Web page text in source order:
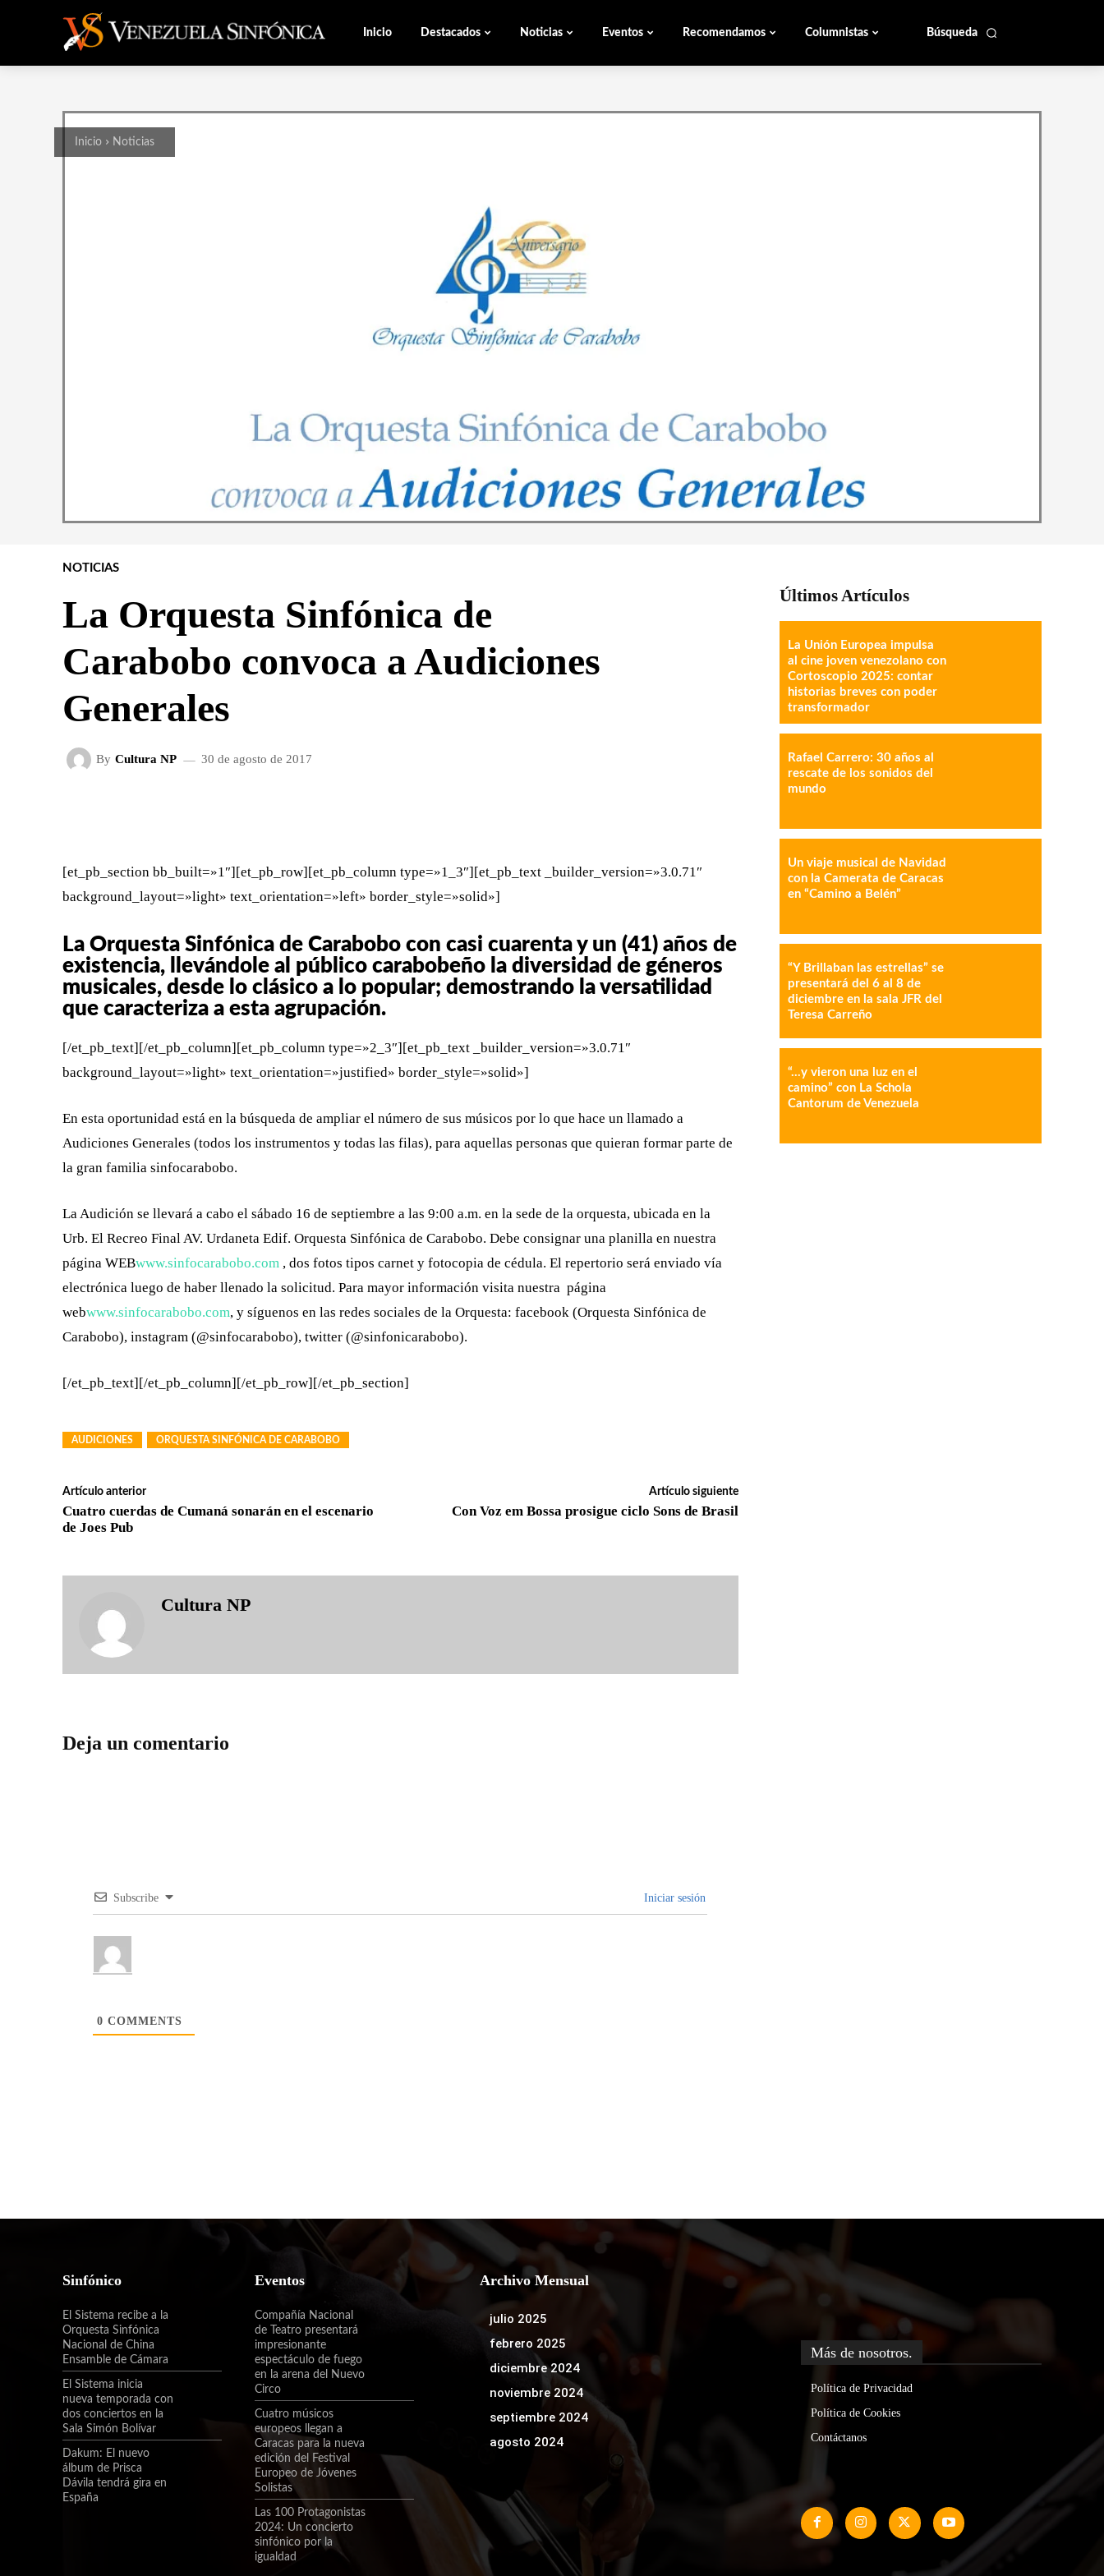
Búsqueda
Inicio Destacados Noticias Eventos Recomendamos Columnistas
Inicio Noticias
NOTICIAS
La Orquesta Sinfónica de
Carabobo convoca a Audiciones
Generales
By Cultura NP 30 de agosto de 2017
[et_pb_section bb_built=»1″][et_pb_row][et_pb_column type=»1_3″][et_pb_text _builder_version=»3.0.71″
background_layout=»light» text_orientation=»left» border_style=»solid»]
La Orquesta Sinfónica de Carabobo con casi cuarenta y un (41) años de
existencia, llevándole al público carabobeño la diversidad de géneros
musicales, desde lo clásico a lo popular; demostrando la versatilidad
que caracteriza a esta agrupación.
[/et_pb_text][/et_pb_column][et_pb_column type=»2_3″][et_pb_text _builder_version=»3.0.71″
background_layout=»light» text_orientation=»justified» border_style=»solid»]
En esta oportunidad está en la búsqueda de ampliar el número de sus músicos por lo que hace un llamado a
Audiciones Generales (todos los instrumentos y todas las filas), para aquellas personas que quieran formar parte de
la gran familia sinfocarabobo.
La Audición se llevará a cabo el sábado 16 de septiembre a las 9:00 a.m. en la sede de la orquesta, ubicada en la
Urb. El Recreo Final AV. Urdaneta Edif. Orquesta Sinfónica de Carabobo. Debe consignar una planilla en nuestra
página WEBwww.sinfocarabobo.com , dos fotos tipos carnet y fotocopia de cédula. El repertorio será enviado vía
electrónica luego de haber llenado la solicitud. Para mayor información visita nuestra página
webwww.sinfocarabobo.com, y síguenos en las redes sociales de la Orquesta: facebook (Orquesta Sinfónica de
Carabobo), instagram (@sinfocarabobo), twitter (@sinfonicarabobo).
[/et_pb_text][/et_pb_column][/et_pb_row][/et_pb_section]
AUDICIONES ORQUESTA SINFÓNICA DE CARABOBO
Artículo anterior
Cuatro cuerdas de Cumaná sonarán en el escenario
de Joes Pub
Artículo siguiente
Con Voz em Bossa prosigue ciclo Sons de Brasil
Cultura NP
Deja un comentario
Subscribe Iniciar sesión
0 COMMENTS
Últimos Artículos
La Unión Europea impulsa
al cine joven venezolano con
Cortoscopio 2025: contar
historias breves con poder
transformador
Rafael Carrero: 30 años al
rescate de los sonidos del
mundo
Un viaje musical de Navidad
con la Camerata de Caracas
en “Camino a Belén”
“Y Brillaban las estrellas” se
presentará del 6 al 8 de
diciembre en la sala JFR del
Teresa Carreño
“…y vieron una luz en el
camino” con La Schola
Cantorum de Venezuela
Sinfónico
El Sistema recibe a la
Orquesta Sinfónica
Nacional de China
Ensamble de Cámara
El Sistema inicia
nueva temporada con
dos conciertos en la
Sala Simón Bolívar
Dakum: El nuevo
álbum de Prisca
Dávila tendrá gira en
España
Eventos
Compañía Nacional
de Teatro presentará
impresionante
espectáculo de fuego
en la arena del Nuevo
Circo
Cuatro músicos
europeos llegan a
Caracas para la nueva
edición del Festival
Europeo de Jóvenes
Solistas
Las 100 Protagonistas
2024: Un concierto
sinfónico por la
igualdad
Archivo Mensual
julio 2025
febrero 2025
diciembre 2024
noviembre 2024
septiembre 2024
agosto 2024
Más de nosotros.
Política de Privacidad
Política de Cookies
Contáctanos